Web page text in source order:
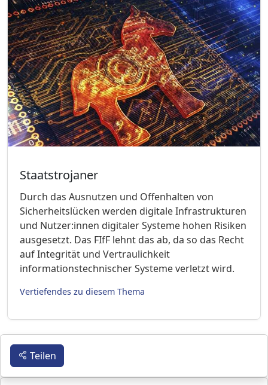
Staatstrojaner
Durch das Ausnutzen und Offenhalten von
Sicherheitslücken werden digitale Infrastrukturen
und Nutzer:innen digitaler Systeme hohen Risiken
ausgesetzt. Das FIfF lehnt das ab, da so das Recht
auf Integrität und Vertraulichkeit
informationstechnischer Systeme verletzt wird.
Vertiefendes zu diesem Thema
Teilen